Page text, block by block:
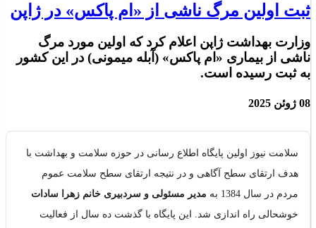
ثبت اولین مرگ ناشی از «ام پاکس» در ژاپن
وزارت بهداشت ژاپن اعلام کرد که اولین مورد مرگ
ناشی از بیماری «ام پاکس» (آبله میمونی) در این کشور
به ثبت رسیده است.
08 ژوئن 2025
سلامت نیوز اولین پایگاه اطلاع رسانی در حوزه سلامت و بهداشت با
هدف ارتقای سطح آگاهی و در نتیجه ارتقای سطح سلامت عموم
مردم در سال 1384 به
مدیر مسئولی و سردبیری خانم زهرا سادات
خوشحالی راه اندازی شد. این پایگاه با گذشت ده سال از فعالیت